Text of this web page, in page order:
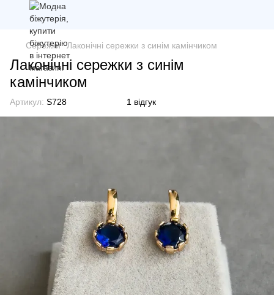
Сережки Лаконічні сережки з синім камінчиком
Лаконічні сережки з синім
камінчиком
Артикул: S728 1 відгук